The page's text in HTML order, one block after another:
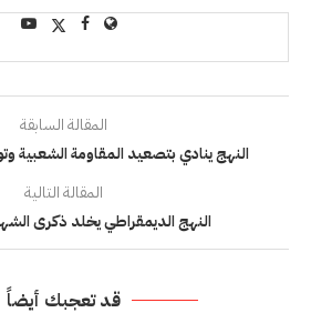
المقالة السابقة
النهج ينادي بتصعيد المقاومة
المقالة التالية
النهج الديمقراطي يخلد ذكرى
قد تعجبك أيضاً